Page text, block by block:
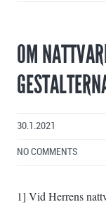
OM
30.1.2021
NO COMMENTS
1] Vid Herrens